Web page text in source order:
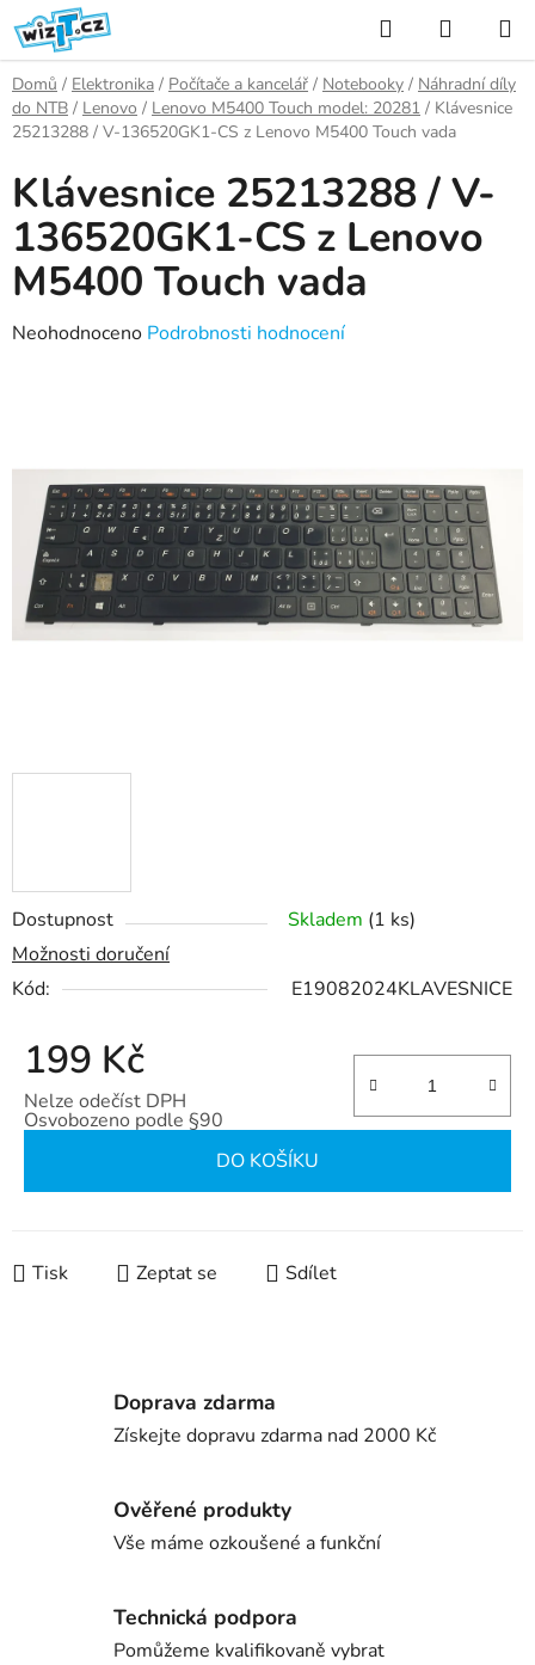
Přejít
na
obsah
Hledat
KOŠÍK
Domů / Elektronika / Počítače a kancelář / Notebooky / Náhradní díly
do NTB / Lenovo / Lenovo M5400 Touch model: 20281 / Klávesnice
25213288 / V-136520GK1-CS z Lenovo M5400 Touch vada
Dostupnost Skladem (1 ks)
Možnosti doručení
Kód:
E19082024KLAVESNICE
199 Kč
Nelze odečíst DPH
Osvobozeno podle §90
DO KOŠÍKU
Tisk Zeptat se Sdílet
Klávesnice 25213288 / V-
136520GK1-CS z Lenovo
M5400 Touch vada
Průměrné
hvězdiček.
Neohodnoceno Podrobnosti hodnocení
Doprava zdarma
Získejte dopravu zdarma nad 2000 Kč
Ověřené produkty
Vše máme ozkoušené a funkční
Technická podpora
Pomůžeme kvalifikovaně vybrat